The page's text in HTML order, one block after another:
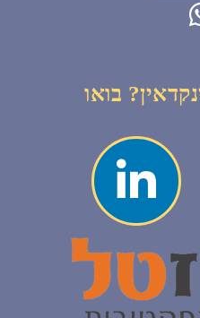
בואו
L
i
n
k